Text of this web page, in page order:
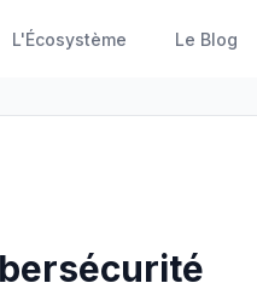
L'Écosystème Le Blog